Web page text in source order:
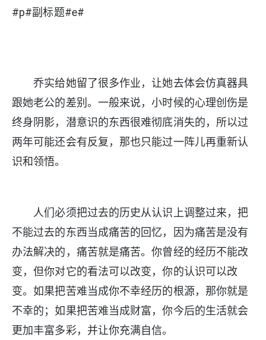
#p#副标题#e#
乔实给她留了很多作业，让她去体会仿真器具
跟她老公的差别。一般来说，小时候的心理创伤是
终身阴影，潜意识的东西很难彻底消失的，所以过
两年可能还会有反复，那也只能过一阵儿再重新认
识和领悟。
人们必须把过去的历史从认识上调整过来，把
不能过去的东西当成痛苦的回忆，因为痛苦是没有
办法解决的，痛苦就是痛苦。你曾经的经历不能改
变，但你对它的看法可以改变，你的认识可以改
变。如果把苦难当成你不幸经历的根源，那你就是
不幸的；如果把苦难当成财富，你今后的生活就会
更加丰富多彩，并让你充满自信。